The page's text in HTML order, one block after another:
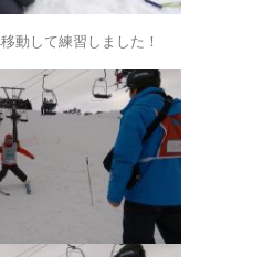
動して練習しました！